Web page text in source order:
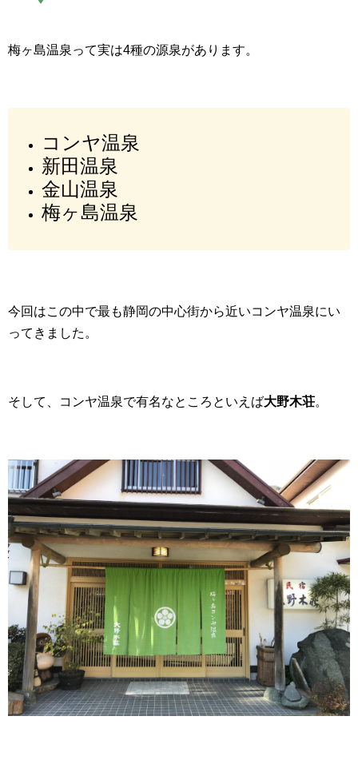
梅ヶ島温泉って実は4種の源泉があります。
コンヤ温泉
新田温泉
金山温泉
梅ヶ島温泉
今回はこの中で最も静岡の中心街から近いコンヤ温泉にい
ってきました。
そして、コンヤ温泉で有名なところといえば大野木荘。